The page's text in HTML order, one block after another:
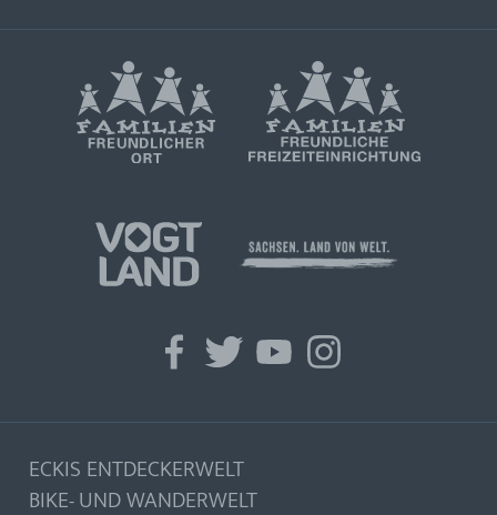
facebooktwitteryoutubeinstagram
ECKIS ENTDECKERWELT
BIKE- UND WANDERWELT